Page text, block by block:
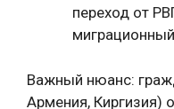
переход от
Важный нюанс:
Армения, Киргизия)